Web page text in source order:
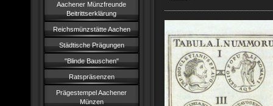
Aachener Münzfreunde
Beitrittserklärung
Reichsmünzstätte Aachen
Städtische Prägungen
"Blinde Bauschen"
Ratspräsenzen
Prägestempel Aachener
Münzen